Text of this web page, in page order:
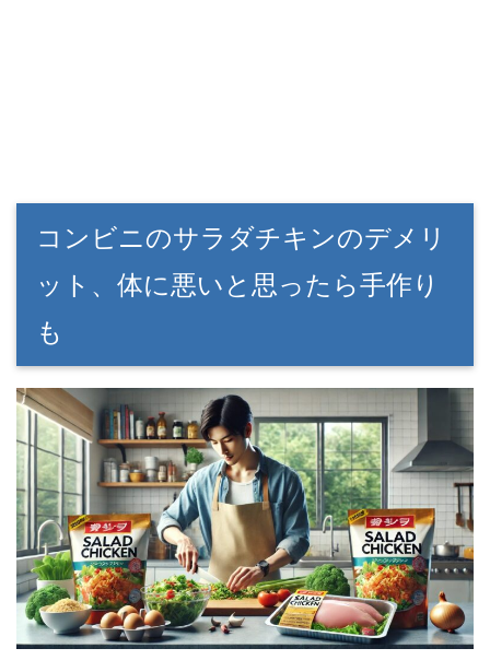
コンビニのサラダチキンのデメリ
ット、体に悪いと思ったら手作り
も